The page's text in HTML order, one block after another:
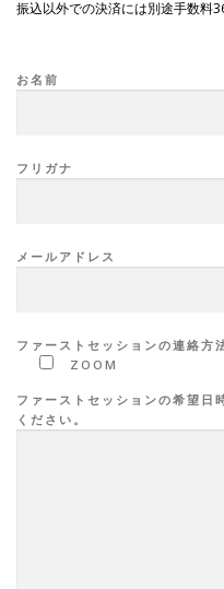
振込以外での決済には別途手数料
お名前
フリガナ
メールアドレス
ファーストセッションの連絡方
ZOOM
ファーストセッションの希望日
ください。